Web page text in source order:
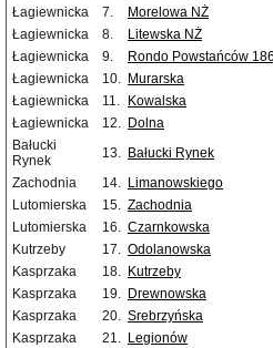
Łagiewnicka
7. Morelowa NŻ
Łagiewnicka
8. Litewska NŻ
Łagiewnicka
9. Rondo Powstańców
Łagiewnicka
10. Murarska
Łagiewnicka
11. Kowalska
Łagiewnicka
12. Dolna
Bałucki
Rynek
13. Bałucki Rynek
Zachodnia 14. Limanowskiego
Lutomierska
15. Zachodnia
Lutomierska
16. Czarnkowska
Kutrzeby
17. Odolanowska
Kasprzaka
18. Kutrzeby
Kasprzaka
19. Drewnowska
Kasprzaka
20. Srebrzyńska
Kasprzaka
21. Legionów